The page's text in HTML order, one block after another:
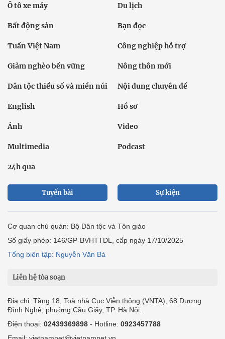
Ô tô xe máy Du lịch
Bất động sản Bạn đọc
Tuần Việt Nam Công nghiệp hỗ trợ
Giảm nghèo bền vững Nông thôn mới
Dân tộc thiểu số và miền núi Nội dung chuyên đề
English Hồ sơ
Ảnh Video
Multimedia Podcast
24h qua
Tuyến bài Sự kiện
Cơ quan chủ quản: Bộ Dân tộc và Tôn giáo
Số giấy phép: 146/GP-BVHTTDL, cấp ngày 17/10/2025
Tổng biên tập: Nguyễn Văn Bá
Liên hệ tòa soạn
Địa chỉ: Tầng 18, Toà nhà Cục Viễn thông (VNTA), 68 Dương
Đình Nghệ, phường Cầu Giấy, TP. Hà Nội.
Điện thoại: 02439369898 - Hotline: 0923457788